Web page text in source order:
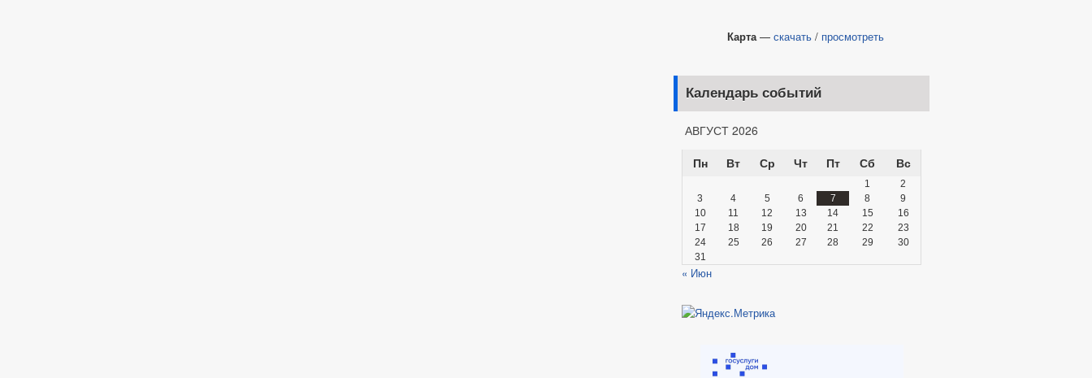
Карта — скачать / просмотреть
Календарь событий
АВГУСТ 2026
Пн
Вт Ср Чт Пт Сб Вс
1
2
3
4 5 6 7 8
9
10
11 12 13 14 15
16
17
18 19 20 21 22
23
24
25 26 27 28 29
30
31
« Июн